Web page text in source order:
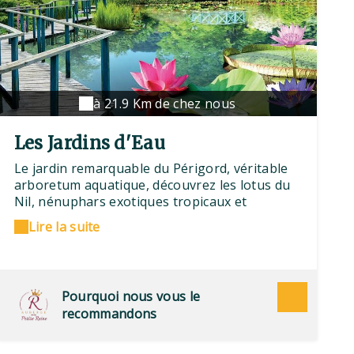
à 21.9 Km de chez nous
Les Jardins d'Eau
Le jardin remarquable du Périgord, véritable
arboretum aquatique, découvrez les lotus du
Nil, nénuphars exotiques tropicaux et
papyrus sur les plans d'eau, bassins entre
ruisseaux, cascades, pont japonais et
nourrissage des carpes Koi.
Lire la suite
Pourquoi nous vous le
recommandons